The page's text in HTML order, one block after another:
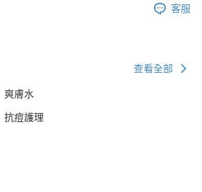
銀行帳戶，並於存款單據寫上訂單編號後電郵至
**我們不會處理沒有提供存款單據的訂
內我們未能收到有關存款，有關訂單將被取消。
或以上免運費
客服
查看全部
爽膚水
抗痘護理